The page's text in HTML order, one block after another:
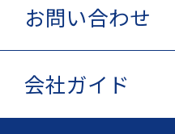
お問い合わせ
会社ガイド